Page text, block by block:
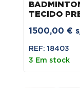
TECIDO
1500,00 €
REF: 18403
3 Em stock